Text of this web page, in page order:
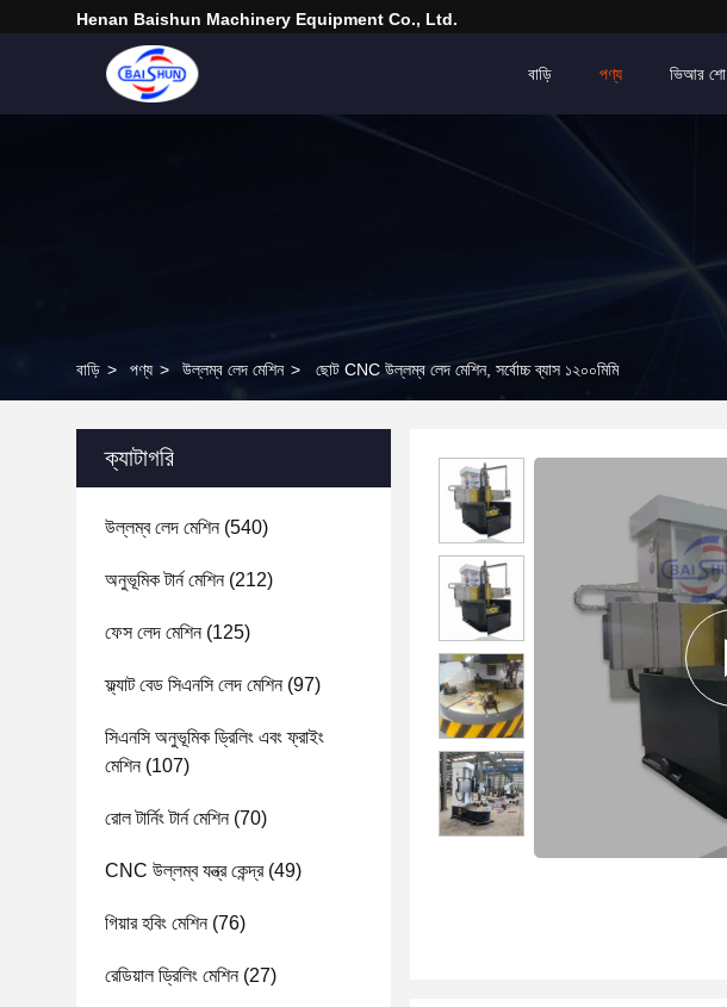
Henan Baishun Machinery Equipment Co., Ltd.
বাড়ি পণ্য ভিআর শো
বাড়ি > পণ্য > উল্লম্ব লেদ মেশিন > ছোট CNC উল্লম্ব লেদ মেশিন, সর্বোচ্চ ব্যাস ১২০০মিমি
ক্যাটাগরি
উল্লম্ব লেদ মেশিন(540)
অনুভূমিক টার্ন মেশিন(212)
ফেস লেদ মেশিন(125)
ফ্ল্যাট বেড সিএনসি লেদ মেশিন(97)
সিএনসি অনুভূমিক ড্রিলিং এবং ফ্রাইং
মেশিন(107)
রোল টার্নিং টার্ন মেশিন(70)
CNC উল্লম্ব যন্ত্র কেন্দ্র(49)
গিয়ার হবিং মেশিন(76)
রেডিয়াল ড্রিলিং মেশিন(27)